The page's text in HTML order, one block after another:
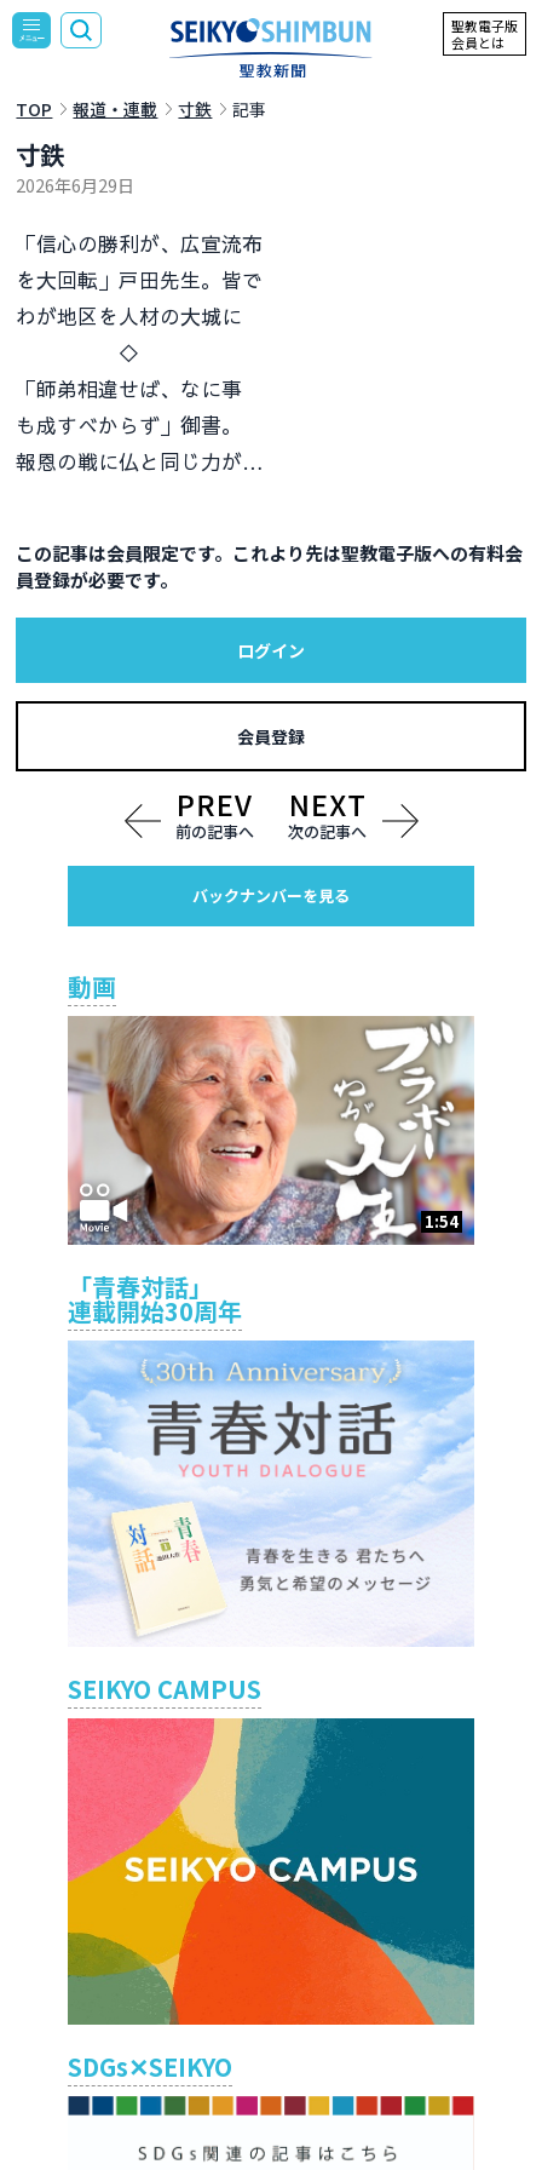
聖教電子版
会員とは
TOP 報道・連載 寸鉄 記事
寸鉄
2026年6月29日
「信心の勝利が、広宣流布
を大回転」戸田先生。皆で
わが地区を人材の大城に
◇
「師弟相違せば、なに事
も成すべからず」御書。
報恩の戦に仏と同じ力が…
この記事は会員限定です。これより先は聖教電子版への有料会
員登録が必要です。
ログイン
会員登録
前の記事へ 次の記事へ
バックナンバーを見る
動画
1:54
「青春対話」
連載開始30周年
SEIKYO CAMPUS
SDGs✕SEIKYO